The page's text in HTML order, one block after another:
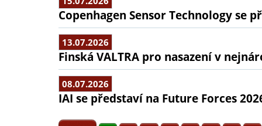
Copenhagen Sensor Technology se
13.07.2026
Finská VALTRA pro nasazení v
08.07.2026
IAI se představí na Future Forces